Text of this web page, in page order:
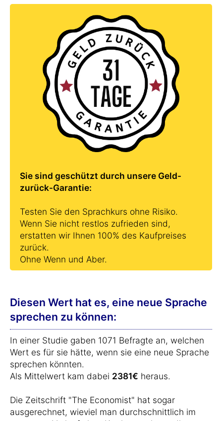
Sie sind geschützt durch unsere Geld-
zurück-Garantie:
Testen Sie den Sprachkurs ohne Risiko.
Wenn Sie nicht restlos zufrieden sind,
erstatten wir Ihnen 100% des Kaufpreises
zurück.
Ohne Wenn und Aber.
Diesen Wert hat es, eine neue Sprache
sprechen zu können:
In einer Studie gaben 1071 Befragte an, welchen
Wert es für sie hätte, wenn sie eine neue Sprache
sprechen könnten.
Als Mittelwert kam dabei 2381€ heraus.
Die Zeitschrift "The Economist" hat sogar
ausgerechnet, wieviel man durchschnittlich im